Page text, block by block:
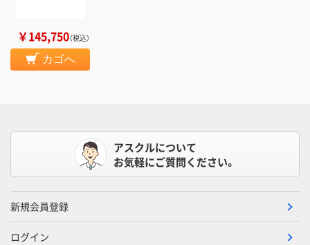
￥145,750（税込）
カゴへ
アスクルについて
お気軽にご質問ください。
新規会員登録
ログイン